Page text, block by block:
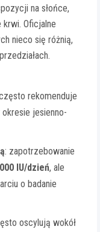
na słońce,
Oficjalne
nieco się różnią,
rekomenduje
jesienno-
: zapotrzebowanie
IU/dzień, ale
o badanie
oscylują wokół